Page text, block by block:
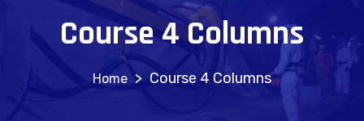
Course 4 Columns
> Course 4 Columns